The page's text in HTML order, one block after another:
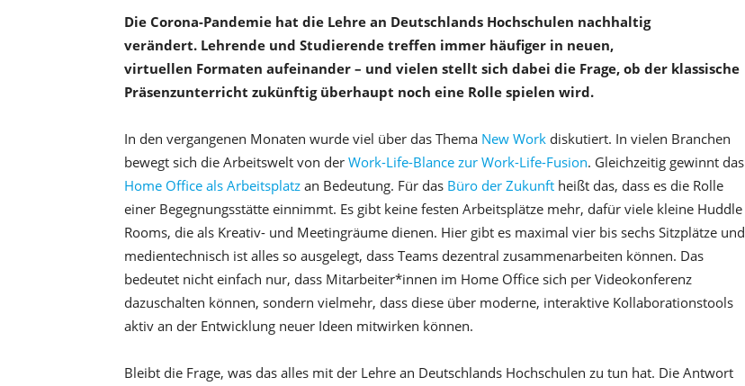
Die Corona-Pandemie hat die Lehre an Deutschlands Hochschulen nachhaltig
verändert. Lehrende und Studierende treffen immer häufiger in neuen,
virtuellen Formaten aufeinander – und vielen stellt sich dabei die Frage, ob der klassische
Präsenzunterricht zukünftig überhaupt noch eine Rolle spielen wird.
In den vergangenen Monaten wurde viel über das Thema New Work diskutiert. In vielen Branchen
bewegt sich die Arbeitswelt von der Work-Life-Blance zur Work-Life-Fusion. Gleichzeitig gewinnt das
Home Office als Arbeitsplatz an Bedeutung. Für das Büro der Zukunft heißt das, dass es die Rolle
einer Begegnungsstätte einnimmt. Es gibt keine festen Arbeitsplätze mehr, dafür viele kleine Huddle
Rooms, die als Kreativ- und Meetingräume dienen. Hier gibt es maximal vier bis sechs Sitzplätze und
medientechnisch ist alles so ausgelegt, dass Teams dezentral zusammenarbeiten können. Das
bedeutet nicht einfach nur, dass Mitarbeiter*innen im Home Office sich per Videokonferenz
dazuschalten können, sondern vielmehr, dass diese über moderne, interaktive Kollaborationstools
aktiv an der Entwicklung neuer Ideen mitwirken können.
Bleibt die Frage, was das alles mit der Lehre an Deutschlands Hochschulen zu tun hat. Die Antwort